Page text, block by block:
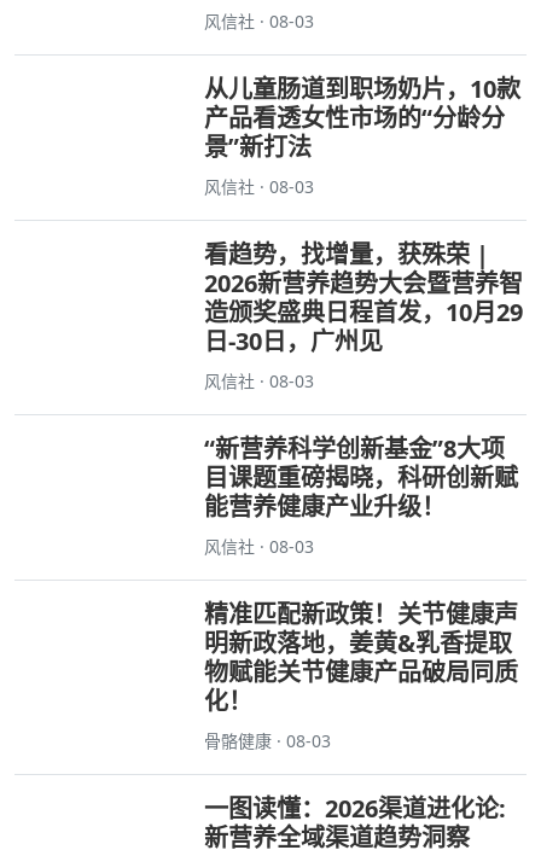
风信社 · 08-03
从儿童肠道到职场奶片，10款
产品看透女性市场的“分龄分
景”新打法
风信社 · 08-03
看趋势，找增量，获殊荣 |
2026新营养趋势大会暨营养智
造颁奖盛典日程首发，10月29
日-30日，广州见
风信社 · 08-03
“新营养科学创新基金”8大项
目课题重磅揭晓，科研创新赋
能营养健康产业升级！
风信社 · 08-03
精准匹配新政策！关节健康声
明新政落地，姜黄&乳香提取
物赋能关节健康产品破局同质
化！
骨骼健康 · 08-03
一图读懂：2026渠道进化论:
新营养全域渠道趋势洞察